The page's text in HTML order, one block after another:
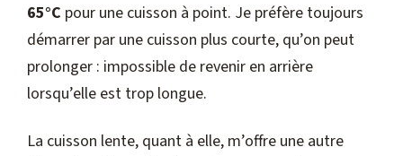
65°C pour une cuisson à point. Je préfère toujours
démarrer par une cuisson plus courte, qu’on peut
prolonger : impossible de revenir en arrière
lorsqu’elle est trop longue.
La cuisson lente, quant à elle, m’offre une autre